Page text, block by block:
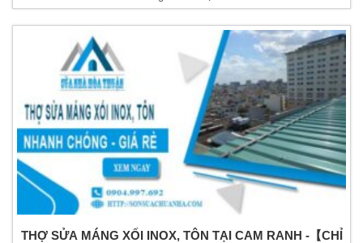
THỢ SỬA MÁNG XỐI INOX, TÔN TẠI CAM RANH -【CHỈ